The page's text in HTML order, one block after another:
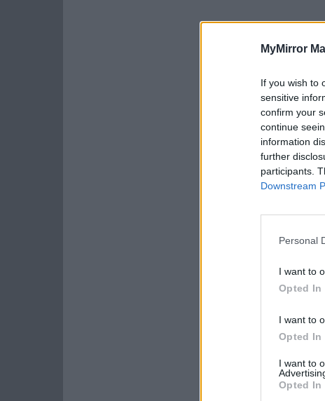
MyMirror
If you wish to
sensitive
confirm your
continue
information
further
participants.
Downstream
Personal
I want to
Opted In
I want to
Opted In
I want to
Opted In